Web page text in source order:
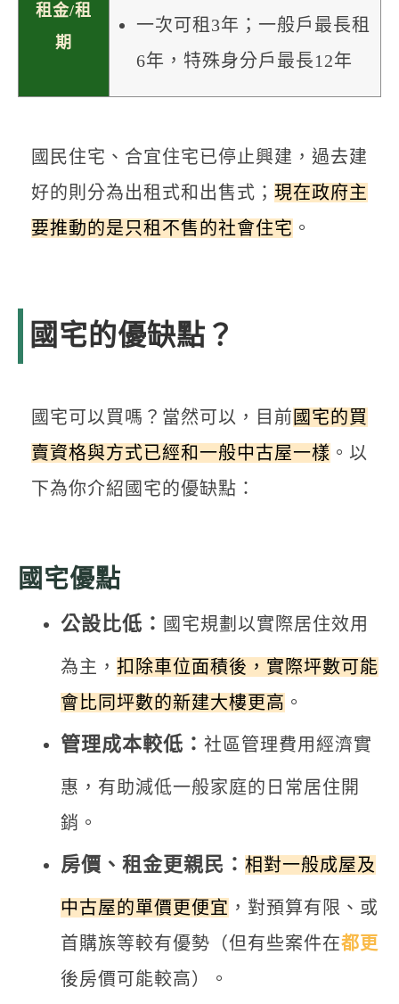
租金/租
期
一次可租3年；一般戶最長租
6年，特殊身分戶最長12年
國民住宅、合宜住宅已停止興建，過去建
好的則分為出租式和出售式； 現在政府主
要推動的是只租不售的社會住宅 。
國宅的優缺點？
國宅可以買嗎？當然可以，目前 國宅的買
賣資格與方式已經和一般中古屋一樣 。以
下為你介紹國宅的優缺點：
國宅優點
公設比低： 國宅規劃以實際居住效用
為主， 扣除車位面積後，實際坪數可能
會比同坪數的新建大樓更高 。
管理成本較低： 社區管理費用經濟實
惠，有助減低一般家庭的日常居住開
銷。
房價、租金更親民： 相對一般成屋及
中古屋的單價更便宜 ，對預算有限、或
首購族等較有優勢（但有些案件在都更
後房價可能較高）。